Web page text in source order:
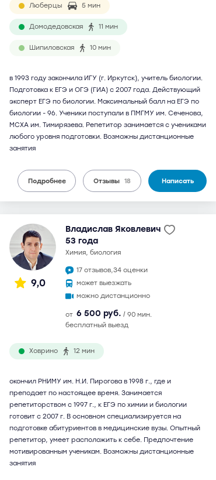
Люберцы 5 мин
Домодедовская 11 мин
Шипиловская 10 мин
в 1993 году закончила ИГУ (г. Иркутск), учитель биологии.
Подготовка к ЕГЭ и ОГЭ (ГИА) с 2007 года. Действующий
эксперт ЕГЭ по биологии. Максимальный балл на ЕГЭ по
биологии - 96. Ученики поступали в ПМГМУ им. Сеченова,
МСХА им. Тимирязева. Репетитор занимается с учениками
любого уровня подготовки. Возможны дистанционные
занятия
Подробнее Отзывы 18 Написать
9,0
Владислав Яковлевич
53 года
химия, биология
17 отзывов,34 оценки
может выезжать
можно дистанционно
от 6 500 руб. / 90 мин.
бесплатный выезд
Ховрино 12 мин
окончил РНИМУ им. Н.И. Пирогова в 1998 г., где и
преподает по настоящее время. Занимается
репетиторством с 1997 г., к ЕГЭ по химии и биологии
готовит с 2007 г. В основном специализируется на
подготовке абитуриентов в медицинские вузы. Опытный
репетитор, умеет расположить к себе. Предпочтение
мотивированным ученикам. Возможны дистанционные
занятия